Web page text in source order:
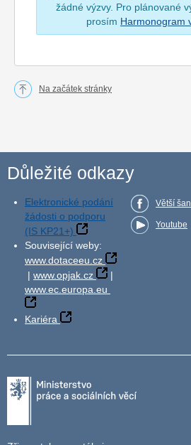
žádné výzvy. Pro plánované
prosím Harmonogram
Na začátek stránky
Důležité odkazy
Elektronické podání
žádosti o podporu
(IS KP21+)
Související weby:
www.dotaceeu.cz
| www.opjak.cz
|
www.ec.europa.eu
Kariéra
Větší
Youtube